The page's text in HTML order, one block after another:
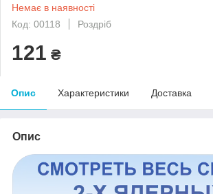
Немає в наявності
Код: 00118
Роздріб
121 ₴
Опис Характеристики Доставка
Опис